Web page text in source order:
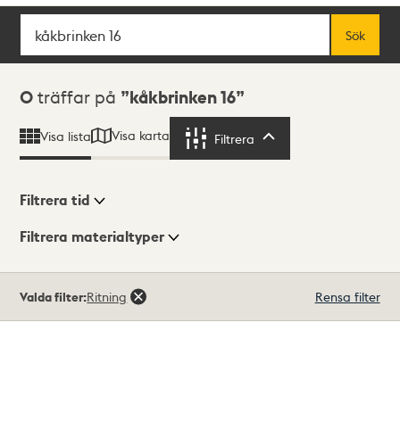
Sök
Sök
Sökresultat
0 träffar på kåkbrinken 16
Visa lista Visa karta Filtrera
Visningsläge
Filtrera tid
Filtrera materialtyper
träffar
Valda filter:Ritning Rensa filter